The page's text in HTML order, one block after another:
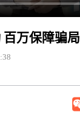
万保障骗局